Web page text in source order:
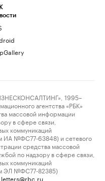
1995–
агентства «РБК»
массовой информации
в сфере связи,
коммуникаций
ИА №ФС77-63848) и сетевого
средства массовой
по надзору в сфере связи,
коммуникаций
ЭЛ №ФС77-82385)
letters@rbc.ru